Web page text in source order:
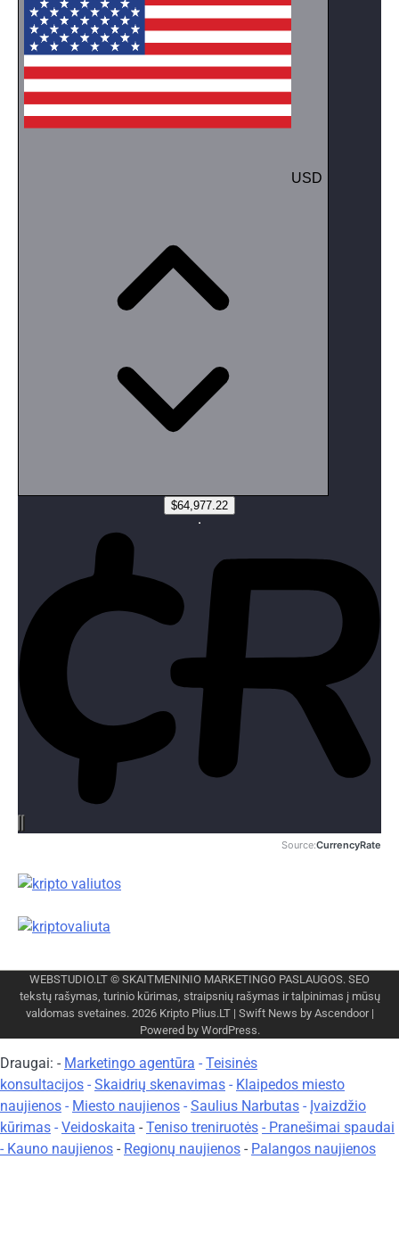
valdomas svetaines. 2026 Kripto Plius.LT| Swift News byAscendoor|
Powered byWordPress.
Marketingo agentūra -Teisinės
naujienos -Miesto naujienos-Saulius Narbutas
kūrimas-Veidoskaita-Teniso treniruotės - Pranešimai spaudai
-Kauno naujienos-Regionų naujienos-Palangos naujienos